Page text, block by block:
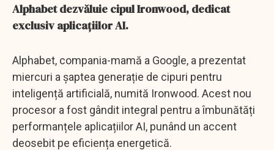
Alphabet dezvăluie cipul Ironwood, dedicat
exclusiv aplicațiilor AI.
Alphabet, compania-mamă a Google, a prezentat
miercuri a șaptea generație de cipuri pentru
inteligență artificială, numită Ironwood. Acest nou
procesor a fost gândit integral pentru a îmbunătăți
performanțele aplicațiilor AI, punând un accent
deosebit pe eficiența energetică.